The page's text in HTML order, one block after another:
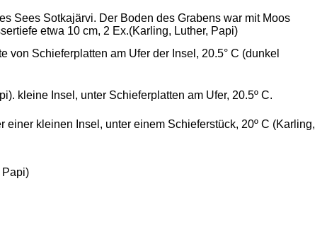
Sees Sotkajärvi. Der Boden des Grabens war mit Moos
etwa 10 cm, 2 Ex.(Karling, Luther, Papi)
Schieferplatten am Ufer der Insel, 20.5° C (dunkel
kleine Insel, unter Schieferplatten am Ufer, 20.5º C.
kleinen Insel, unter einem Schieferstück, 20º C (Karling,
Papi)